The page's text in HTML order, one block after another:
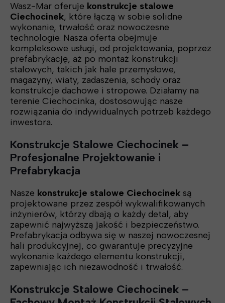
Wasz-Mar oferuje konstrukcje stalowe
Ciechocinek, które łączą w sobie solidne
wykonanie, trwałość oraz nowoczesne
technologie. Nasza oferta obejmuje
kompleksowe usługi, od projektowania, poprzez
prefabrykację, aż po montaż konstrukcji
stalowych, takich jak hale przemysłowe,
magazyny, wiaty, zadaszenia, schody oraz
konstrukcje dachowe i stropowe. Działamy na
terenie Ciechocinka, dostosowując nasze
rozwiązania do indywidualnych potrzeb każdego
inwestora.
Konstrukcje Stalowe Ciechocinek –
Profesjonalne Projektowanie i
Prefabrykacja
Nasze konstrukcje stalowe Ciechocinek są
projektowane przez zespół wykwalifikowanych
inżynierów, którzy dbają o każdy detal, aby
zapewnić najwyższą jakość i bezpieczeństwo.
Prefabrykacja odbywa się w naszej nowoczesnej
hali produkcyjnej, co gwarantuje precyzyjne
wykonanie każdego elementu konstrukcji,
zapewniając ich niezawodność i trwałość.
Konstrukcje Stalowe Ciechocinek –